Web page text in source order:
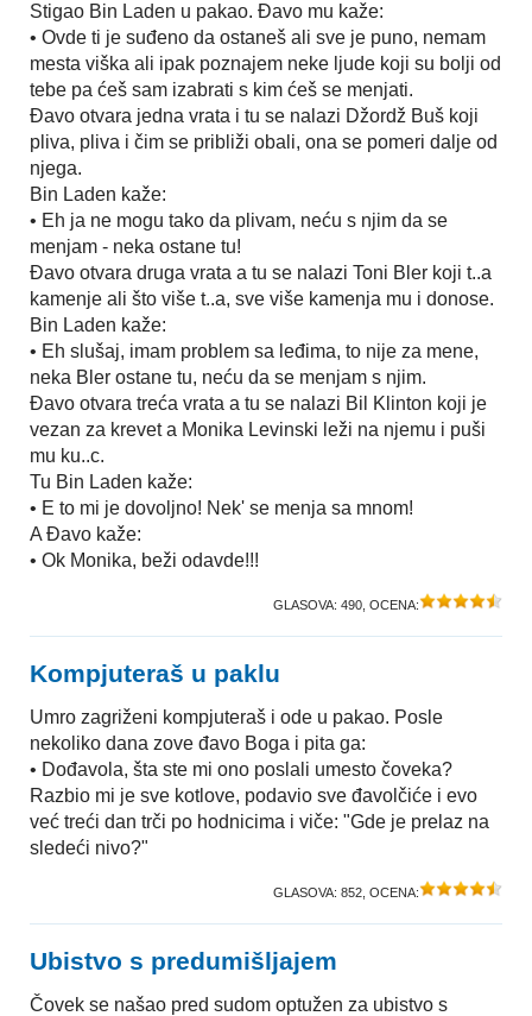
Stigao Bin Laden u pakao. Ðavo mu kaže:
• Ovde ti je suđeno da ostaneš ali sve je puno, nemam
mesta viška ali ipak poznajem neke ljude koji su bolji od
tebe pa ćeš sam izabrati s kim ćeš se menjati.
Ðavo otvara jedna vrata i tu se nalazi Džordž Buš koji
pliva, pliva i čim se približi obali, ona se pomeri dalje od
njega.
Bin Laden kaže:
• Eh ja ne mogu tako da plivam, neću s njim da se
menjam - neka ostane tu!
Ðavo otvara druga vrata a tu se nalazi Toni Bler koji t..a
kamenje ali što više t..a, sve više kamenja mu i donose.
Bin Laden kaže:
• Eh slušaj, imam problem sa leđima, to nije za mene,
neka Bler ostane tu, neću da se menjam s njim.
Ðavo otvara treća vrata a tu se nalazi Bil Klinton koji je
vezan za krevet a Monika Levinski leži na njemu i puši
mu ku..c.
Tu Bin Laden kaže:
• E to mi je dovoljno! Nek' se menja sa mnom!
A Ðavo kaže:
• Ok Monika, beži odavde!!!
GLASOVA: 490 , OCENA:
Kompjuteraš u paklu
Umro zagriženi kompjuteraš i ode u pakao. Posle
nekoliko dana zove đavo Boga i pita ga:
• Dođavola, šta ste mi ono poslali umesto čoveka?
Razbio mi je sve kotlove, podavio sve đavolčiće i evo
već treći dan trči po hodnicima i viče: "Gde je prelaz na
sledeći nivo?"
GLASOVA: 852 , OCENA:
Ubistvo s predumišljajem
Čovek se našao pred sudom optužen za ubistvo s